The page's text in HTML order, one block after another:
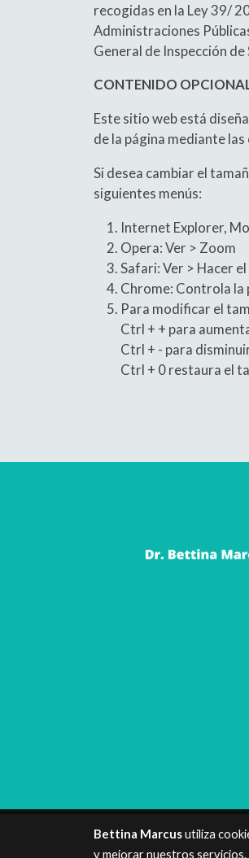
recogidas en la Ley 39/
Administraciones
General de Inspección
CONTENIDO
Este sitio web está
de la página mediante
Si desea cambiar el
siguientes menús:
Internet Explorer,
Opera: Ver > Zoom
Safari: Ver > Hacer
Chrome: Controla la
Para modificar el
Ctrl + + para
Ctrl + - para
Ctrl + 0 restaura el
Bettina Marcusutiliza
y mejorar nuestros